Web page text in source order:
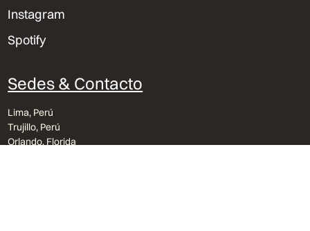
Instagram
Spotify
Sedes & Contacto
Lima, Perú
Trujillo, Perú
Orlando, Florida